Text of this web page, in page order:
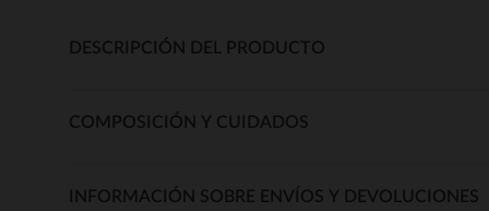
DESCRIPCIÓN DEL PRODUCTO
COMPOSICIÓN Y CUIDADOS
INFORMACIÓN SOBRE ENVÍOS Y DEVOLUCIONES